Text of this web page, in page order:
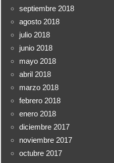
septiembre 2018
agosto 2018
julio 2018
junio 2018
mayo 2018
abril 2018
marzo 2018
febrero 2018
enero 2018
diciembre 2017
noviembre 2017
octubre 2017